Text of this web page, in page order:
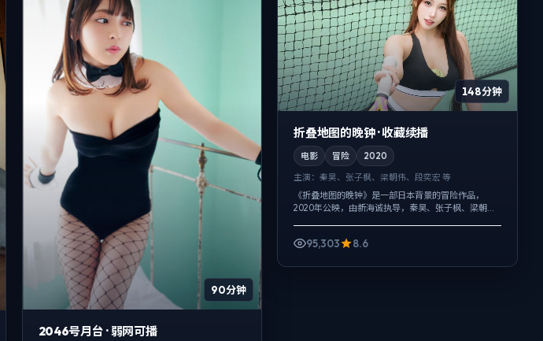
90分钟
2046号月台 · 弱网可播
148分钟
折叠地图的晚钟 · 收藏续播
电影 冒险
2020
主演：秦昊、张子枫、梁朝伟、段奕宏 等
《折叠地图的晚钟》是一部日本背景的冒险作品，
2020年公映，由新海诚执导，秦昊、张子枫、梁朝伟
95,303 8.6